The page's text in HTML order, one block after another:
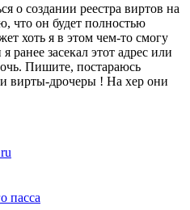
о создании реестра виртов на
что он будет полностью
хоть я в этом чем-то смогу
ранее засекал этот адрес или
Пишите, постараюсь
вирты-дрочеры ! На хер они
пасса